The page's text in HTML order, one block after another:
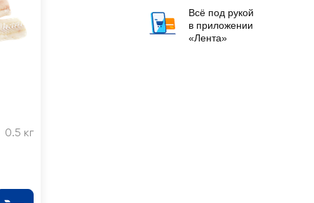
0.5 кг
Всё под рукой
в приложении
«Лента»